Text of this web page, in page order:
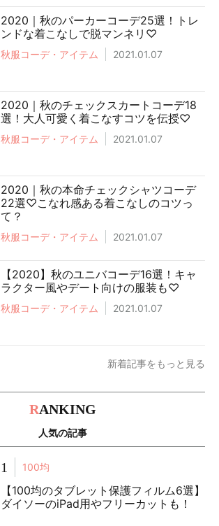
2020｜秋のパーカーコーデ25選！トレ
ンドな着こなしで脱マンネリ♡
秋服コーデ・アイテム 2021.01.07
2020｜秋のチェックスカートコーデ18
選！大人可愛く着こなすコツを伝授♡
秋服コーデ・アイテム 2021.01.07
2020｜秋の本命チェックシャツコーデ
22選♡こなれ感ある着こなしのコツっ
て？
秋服コーデ・アイテム 2021.01.07
【2020】秋のユニバコーデ16選！キャ
ラクター風やデート向けの服装も♡
秋服コーデ・アイテム 2021.01.07
新着記事をもっと見る
RANKING
人気の記事
1 100均
【100均のタブレット保護フィルム6選】
ダイソーのiPad用やフリーカットも！